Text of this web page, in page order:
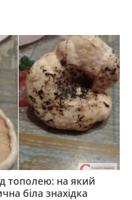
тополею: на який
біла знахідка